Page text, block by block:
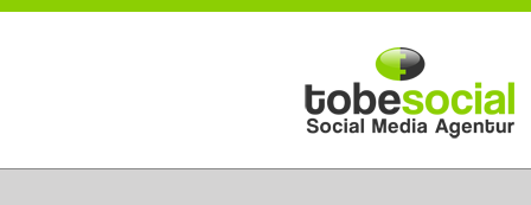
Direkt zum Inhalt